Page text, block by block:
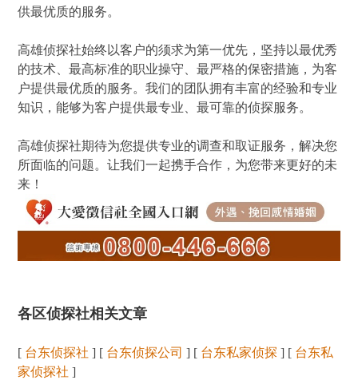
供最优质的服务。
高雄侦探社始终以客户的须求为第一优先，坚持以最优秀
的技术、最高标准的职业操守、最严格的保密措施，为客
户提供最优质的服务。我们的团队拥有丰富的经验和专业
知识，能够为客户提供最专业、最可靠的侦探服务。
高雄侦探社期待为您提供专业的调查和取证服务，解决您
所面临的问题。让我们一起携手合作，为您带来更好的未
来！
各区侦探社相关文章
[ 台东侦探社 ] [ 台东侦探公司 ] [ 台东私家侦探 ] [ 台东私
家侦探社 ]